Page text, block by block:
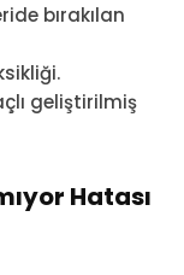
bırakılan
geliştirilmiş
Hatası